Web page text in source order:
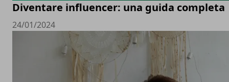
Diventare influencer: una guida completa
24/01/2024